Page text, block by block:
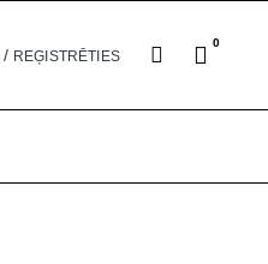
/ REĢISTRĒTIES
0